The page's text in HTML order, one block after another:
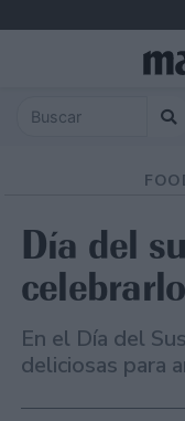
Día del
En el Día del
deliciosas para